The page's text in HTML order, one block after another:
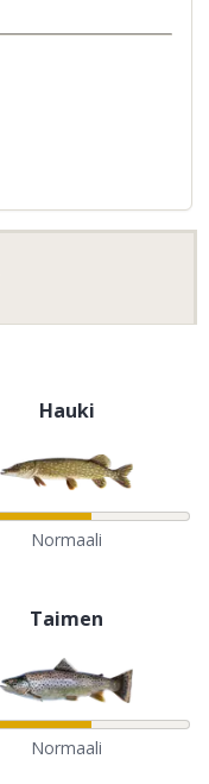
Hauki
Normaali
Taimen
Normaali